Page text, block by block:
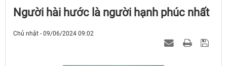
Người hài hước là người hạnh phúc nhất
Chủ nhật - 09/06/2024 09:02